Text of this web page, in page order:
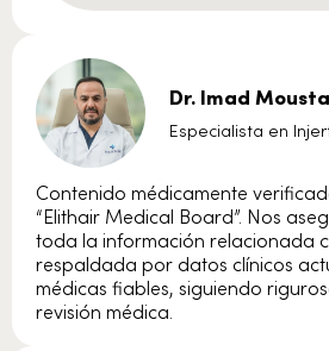
Dr. Imad
Especialista en
Contenido médicamente
“Elithair Medical Board”. Nos
toda la información relacionada
respaldada por datos clínicos
médicas fiables, siguiendo
revisión médica.